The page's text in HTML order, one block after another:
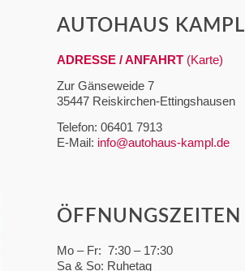
AUTOHAUS KAMPL
ADRESSE / ANFAHRT (Karte)
Zur Gänseweide 7
35447 Reiskirchen-Ettingshausen
Telefon: 06401 7913
E-Mail: info@autohaus-kampl.de
ÖFFNUNGSZEITEN
Mo – Fr: 7:30 – 17:30
Sa & So: Ruhetag